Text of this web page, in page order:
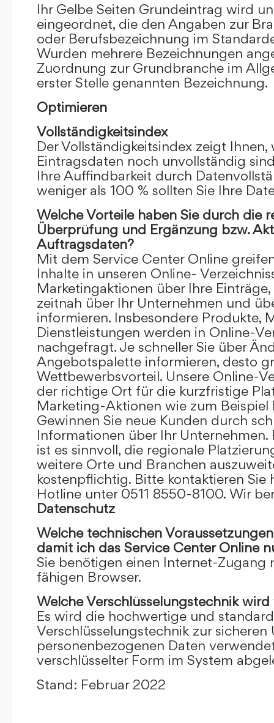
Ihr Gelbe Seiten Grundeintrag wird
eingeordnet, die den Angaben zur
oder Berufsbezeichnung im
Wurden mehrere Bezeichnungen
Zuordnung zur Grundbranche im
erster Stelle genannten Bezeichnung.
Optimieren
Vollständigkeitsindex
Der Vollständigkeitsindex zeigt
Eintragsdaten noch unvollständig
Ihre Auffindbarkeit durch
weniger als 100 % sollten Sie Ihre
Welche Vorteile haben Sie durch die
Überprüfung und Ergänzung bzw.
Auftragsdaten?
Mit dem Service Center Online
Inhalte in unseren Online-
Marketingaktionen über Ihre
zeitnah über Ihr Unternehmen und
informieren. Insbesondere Produkte,
Dienstleistungen werden in Online-
nachgefragt. Je schneller Sie über
Angebotspalette informieren, desto
Wettbewerbsvorteil. Unsere Online-
der richtige Ort für die kurzfristige
Marketing-Aktionen wie zum Beispiel
Gewinnen Sie neue Kunden durch
Informationen über Ihr Unternehmen.
ist es sinnvoll, die regionale
weitere Orte und Branchen
kostenpflichtig. Bitte kontaktieren Sie
Hotline unter 0511 8550-8100. Wir
Datenschutz
Welche technischen
damit ich das Service Center Online
Sie benötigen einen Internet-Zugang
fähigen Browser.
Welche Verschlüsselungstechnik
Es wird die hochwertige und
Verschlüsselungstechnik zur
personenbezogenen Daten
verschlüsselter Form im System
Stand: Februar 2022